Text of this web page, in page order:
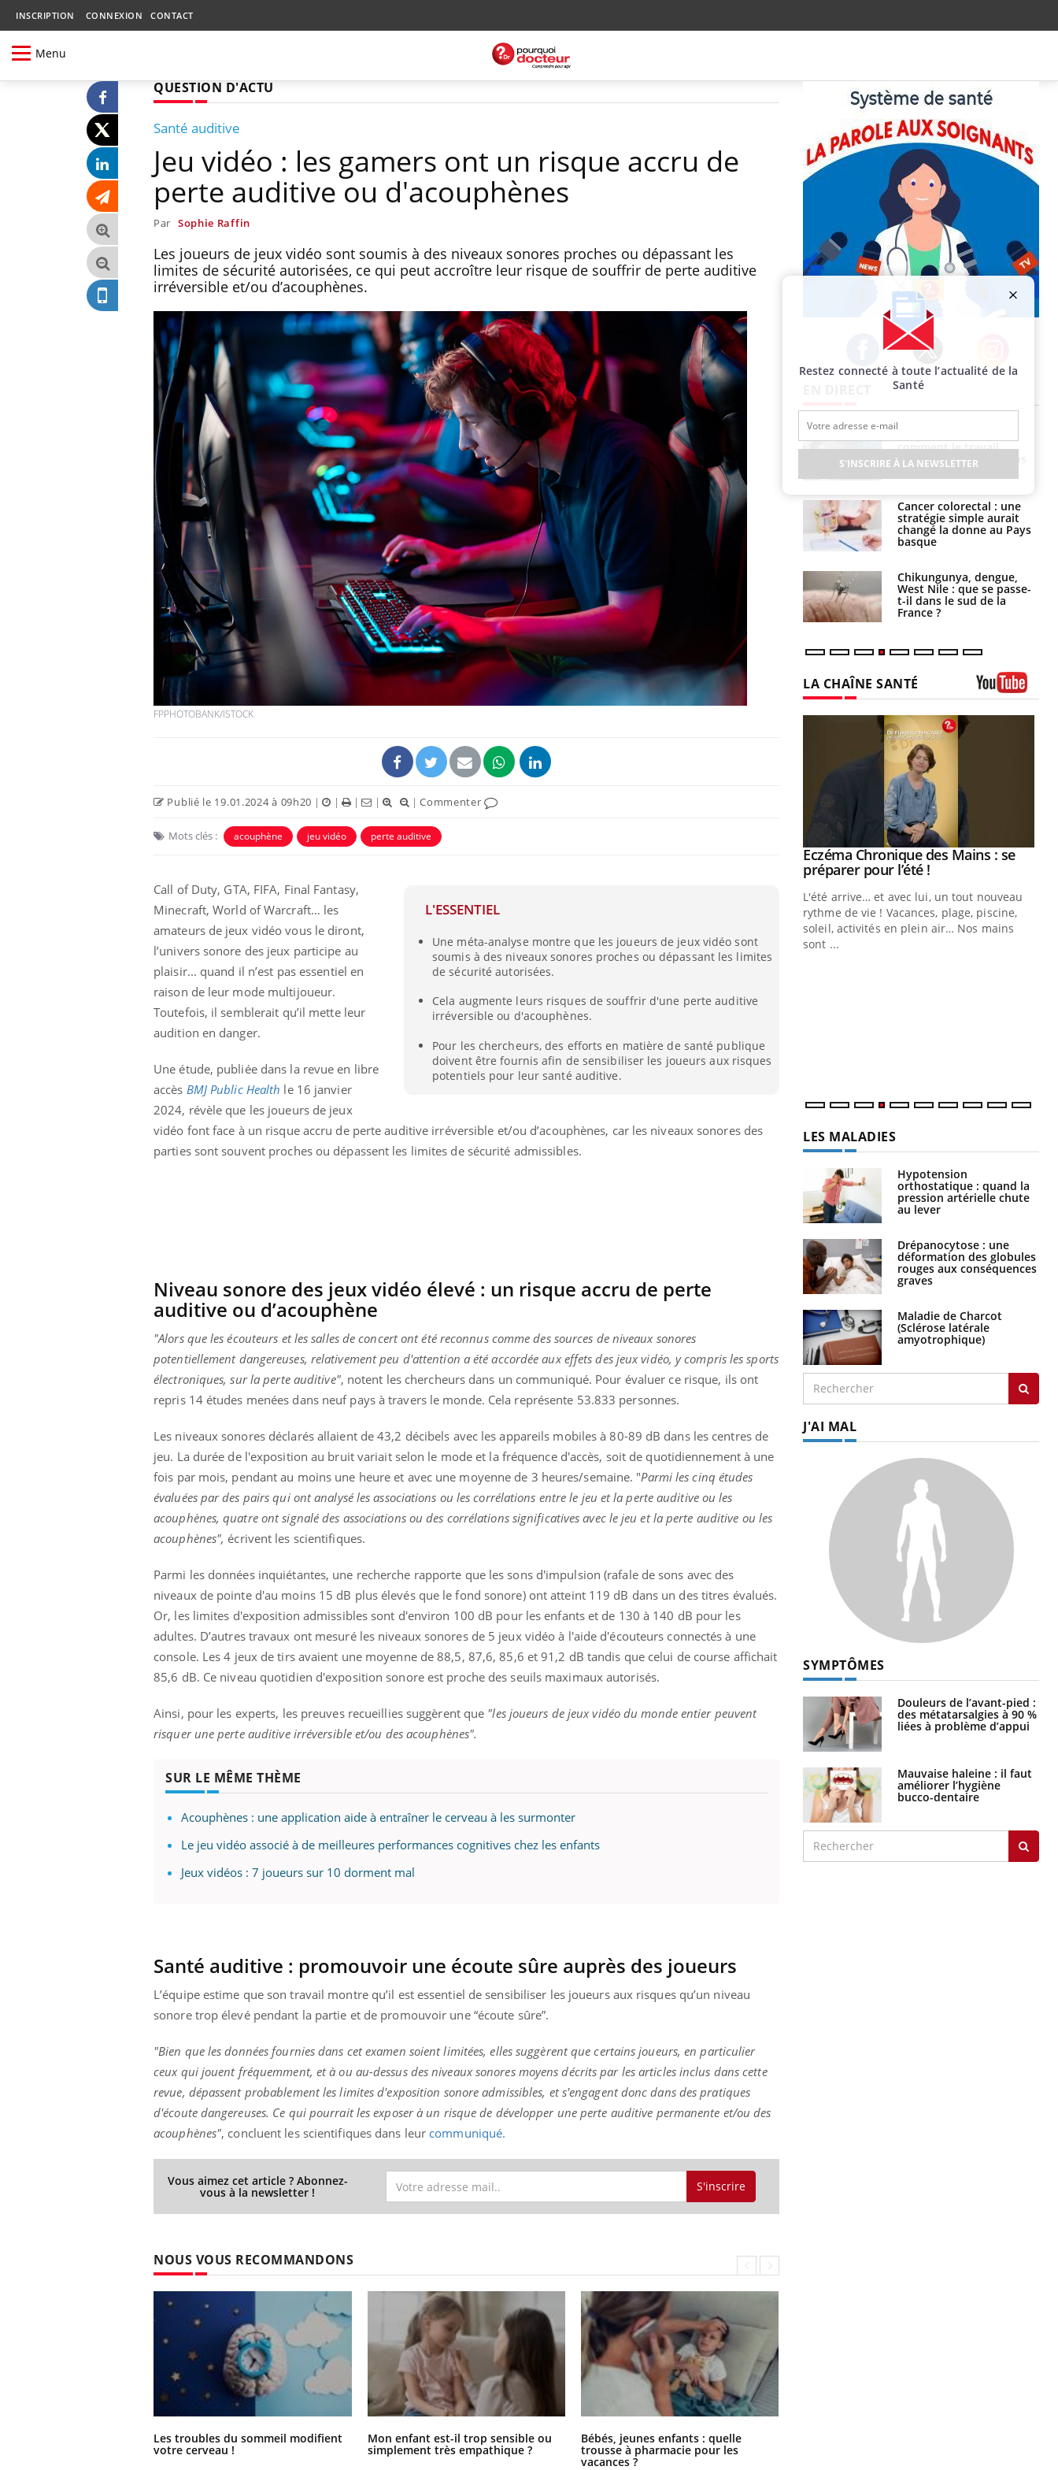
INSCRIPTION CONNEXION CONTACT
Menu
QUESTION D'ACTU
Santé auditive
Jeu vidéo : les gamers ont un risque accru de
perte auditive ou d'acouphènes
Par Sophie Raffin
Les joueurs de jeux vidéo sont soumis à des niveaux sonores proches ou dépassant les
limites de sécurité autorisées, ce qui peut accroître leur risque de souffrir de perte auditive
irréversible et/ou d’acouphènes.
FPPHOTOBANK/ISTOCK
Publié le 19.01.2024 à 09h20 | | | | |Commenter
Mots clés : acouphène jeu vidéo perte auditive
L'ESSENTIEL
Une méta-analyse montre que les joueurs de jeux vidéo sont
soumis à des niveaux sonores proches ou dépassant les limites
de sécurité autorisées.
Cela augmente leurs risques de souffrir d'une perte auditive
irréversible ou d'acouphènes.
Pour les chercheurs, des efforts en matière de santé publique
doivent être fournis afin de sensibiliser les joueurs aux risques
potentiels pour leur santé auditive.
Call of Duty, GTA, FIFA, Final Fantasy,
Minecraft,World ofWarcraft… les
amateurs de jeux vidéo vous le diront,
l’univers sonore des jeux participe au
plaisir... quand il n’est pas essentiel en
raison de leur mode multijoueur.
Toutefois, il semblerait qu’il mette leur
audition en danger.
Une étude, publiée dans la revue en libre
accès BMJPublic Health le 16 janvier
2024, révèle que les joueurs de jeux
vidéo font face à un risque accru de perte auditive irréversible et/ou d’acouphènes, car les niveaux sonores des
parties sont souvent proches ou dépassent les limites de sécurité admissibles.
Niveau sonore des jeux vidéo élevé : un risque accru de perte
auditive ou d’acouphène
"Alors que les écouteurs et les salles de concert ont été reconnus comme des sources de niveaux sonores
potentiellementdangereuses, relativement peu d'attention a été accordée aux effets des jeux vidéo, y compris les sports
électroniques, sur la perte auditive", notent les chercheurs dans un communiqué. Pour évaluer ce risque, ils ont
repris 14 études menées dans neuf pays à travers le monde. Cela représente 53.833 personnes.
Les niveaux sonores déclarés allaient de 43,2 décibels avec les appareils mobiles à 80-89 dB dans les centres de
jeu. La durée de l'exposition au bruit variait selon le mode et la fréquence d'accès, soit de quotidiennement à une
fois par mois, pendant au moins une heure et avec une moyenne de 3 heures/semaine. "Parmi les cinq études
évaluées par des pairs qui ont analysé les associations ou les corrélations entre le jeu et la perte auditive ou les
acouphènes, quatre ont signalé des associations ou des corrélations significatives avec le jeu et la perte auditive ou les
acouphènes", écrivent les scientifiques.
Parmi les données inquiétantes, une recherche rapporte que les sons d'impulsion(rafale de sons avec des
niveaux de pointe d'au moins 15 dB plus élevés que le fond sonore)ont atteint 119 dB dans un des titres évalués.
Or, les limites d'exposition admissibles sont d'environ 100 dB pour les enfants et de 130 à 140 dB pour les
adultes. D’autres travaux ont mesuré les niveaux sonores de 5 jeux vidéo à l'aide d'écouteurs connectés à une
console. Les 4 jeux de tirs avaient une moyenne de 88,5, 87,6, 85,6 et 91,2 dB tandis que celui de course affichait
85,6 dB. Ce niveau quotidien d'exposition sonore est proche des seuils maximaux autorisés.
Ainsi, pour les experts, les preuves recueillies suggèrent que "les joueurs de jeux vidéodu monde entier peuvent
risquer une perte auditive irréversible et/ou des acouphènes".
SUR LE MÊME THÈME
Acouphènes : une application aide à entraîner le cerveau à les surmonter
Le jeu vidéo associé à de meilleures performances cognitives chez les enfants
Jeux vidéos : 7 joueurs sur 10 dorment mal
Santé auditive : promouvoir une écoute sûre auprès des joueurs
L’équipe estime que son travail montre qu’il est essentiel de sensibiliser les joueurs aux risques qu’un niveau
sonore trop élevé pendant la partie et de promouvoir une “écoute sûre”.
"Bien que les données fournies dans cet examen soient limitées, elles suggèrent que certains joueurs, en particulier
ceux qui jouent fréquemment, età ou au-dessus des niveaux sonores moyens décrits par les articles inclus dans cette
revue, dépassent probablement les limites d'exposition sonore admissibles, et s'engagent donc dans des pratiques
d'écoute dangereuses. Ce qui pourrait les exposer à un risque de développer une perte auditive permanente et/ou des
acouphènes", concluent les scientifiques dans leur communiqué.
Vous aimez cet article ? Abonnez-
vous à la newsletter ! S'inscrire
NOUS VOUS RECOMMANDONS
Les troubles du sommeil modifient
votre cerveau !
Mon enfant est-il trop sensible ou
simplement très empathique ?
Bébés, jeunes enfants : quelle
trousse à pharmacie pour les
vacances ?
Facebook Twitter Instagram
Les troubles du sommeil
modifient votre cerveau !
Mon enfant est-il trop
sensible ou simplement
très empathique ?
Bébés, jeunes enfants :
quelle trousse à
pharmacie pour les
vacances ?
Syndrome métabolique :
quels sont les meilleurs
exercices physiques ?
Comment éviter une otite
pendant les vacances ?
Hantavirus : un cas
détecté chez un touriste
en France
Mortalité infantile : un
rapport s’interroge sur
son taux élevé en France
Grossesse à risque : ce jus
naturel attire l'attention
des chercheurs
écrans en vacances ?
comment le travail
empiète de plus en plus
sur nos soirées
Cancer colorectal : une
stratégie simple aurait
changé la donne au Pays
basque
Chikungunya, dengue,
West Nile : que se passe-
t-il dans le sud de la
France ?
LA CHAÎNE SANTÉ
Il y a des sujets qui sont faciles à aborder...
d'autres non ! D'un côté, poser des
questions sur la maladie d'un proche c'est
Fatigue, irritabilité, brouillard mental ou
même alopécie… Les symptômes de la
carence en fer sont multiples ce qui la rend
Youtube
Eczéma Chronique des Mains : se
préparer pour l’été !Youtube
L'été arrive… et avec lui, un tout nouveau
rythme de vie ! Vacances, plage, piscine,
soleil, activités en plein air… Nos mains
sont ...
LES MALADIES
Hypotension
orthostatique : quand la
pression artérielle chute
au lever
Drépanocytose : une
déformation des globules
rouges aux conséquences
graves
Maladie de Charcot
(Sclérose latérale
amyotrophique)
J'AI MAL
SYMPTÔMES
Douleurs de l’avant-pied :
des métatarsalgies à 90 %
liées à problème d’appui
Mauvaise haleine : il faut
améliorer l’hygiène
bucco-dentaire
Restez connecté à toute l’actualité de la
Santé
S'INSCRIRE À LA NEWSLETTER